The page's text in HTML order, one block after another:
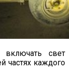
включать свет
частях каждого